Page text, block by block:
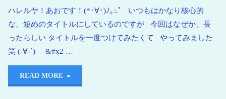
ハレルヤ！あおです！(*･∀･)ﾉ｡:.ﾟ いつもはかなり核心的
な、短めのタイトルにしているのですが 今回はなぜか、長
ったらしい タイトルを一度つけてみたくて やってみました
笑 (-∀-`) &#x2 …
READ MORE